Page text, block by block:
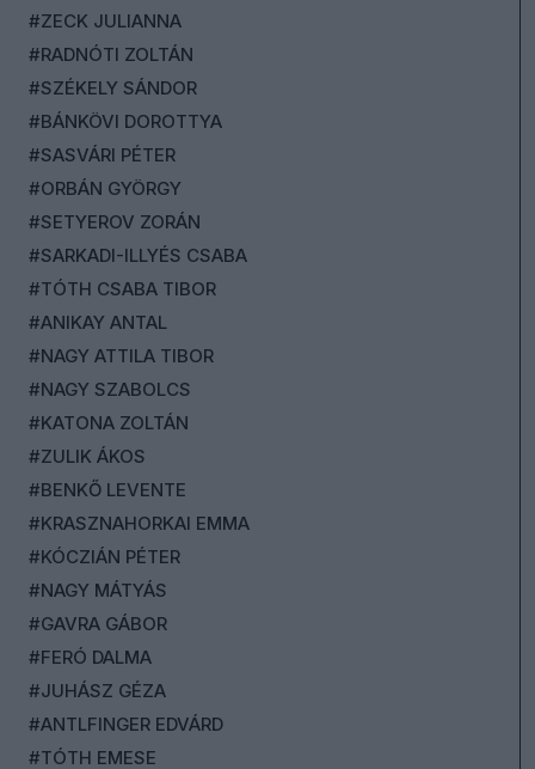
#ZECK JULIANNA
#RADNÓTI ZOLTÁN
#SZÉKELY SÁNDOR
#BÁNKÖVI DOROTTYA
#SASVÁRI PÉTER
#ORBÁN GYÖRGY
#SETYEROV ZORÁN
#SARKADI-ILLYÉS CSABA
#TÓTH CSABA TIBOR
#ANIKAY ANTAL
#NAGY ATTILA TIBOR
#NAGY SZABOLCS
#KATONA ZOLTÁN
#ZULIK ÁKOS
#BENKŐ LEVENTE
#KRASZNAHORKAI EMMA
#KÓCZIÁN PÉTER
#NAGY MÁTYÁS
#GAVRA GÁBOR
#FERÓ DALMA
#JUHÁSZ GÉZA
#ANTLFINGER EDVÁRD
#TÓTH EMESE